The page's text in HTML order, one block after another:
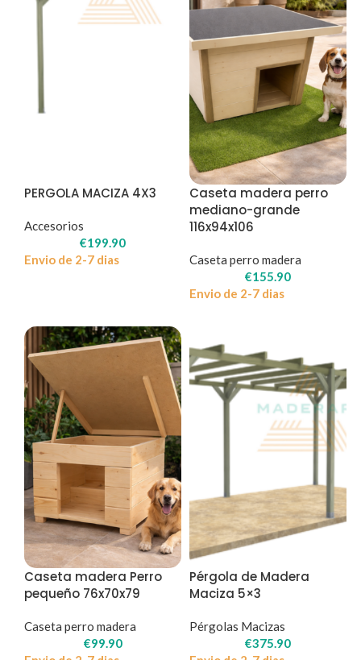
PERGOLA MACIZA 4X3
Accesorios
€199.90
Envio de 2-7 dias
Caseta madera perro
mediano-grande
116x94x106
Caseta perro madera
€155.90
Envio de 2-7 dias
Caseta madera Perro
pequeño 76x70x79
Caseta perro madera
€99.90
Pérgola de Madera
Maciza 5×3
Pérgolas Macizas
€375.90